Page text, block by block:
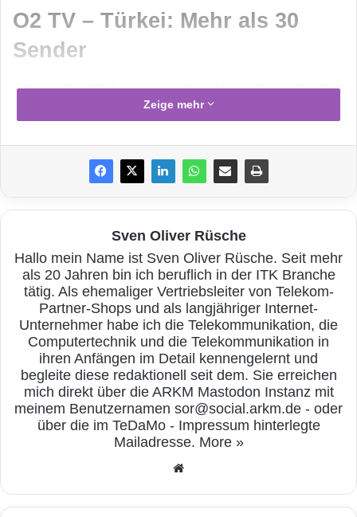
O2 TV – Türkei: Mehr als 30
Sender
FOX HD, ATV Avrupa HD, KRAL TV HD, TV8
HD, Euro D HD, Euro Star HD, Show Turk HD,
A Spor HD, CNN Türk HD: Das ist nur eine
kleine Auswahl aus dem vielfältigen
HD – enthält es auch über 70 deutsche
Sender in SD. O2 TV Türkei kann gleichzeitig
auf bis zu vier Geräten genutzt werden, zum
Beispiel auf dem Fernseher, Laptop, Tablet
undSmartphone. Damit eignet sich das
türkischsprachige IPTV-Angebot besonders für
Familien: Während imWohnzimmer der
Spielfilm über die Mattscheibe flimmert, kann
in der Küche die Kochshow, im Kinderzimmer
der Talentwettbewerb und auf Balkon oder
Zeige mehr
Sven Oliver Rüsche
Hallo mein Name ist Sven Oliver Rüsche. Seit mehr
als 20 Jahren bin ich beruflich in der ITK Branche
tätig. Als ehemaliger Vertriebsleiter von Telekom-
Partner-Shops und als langjähriger Internet-
Unternehmer habe ich die Telekommunikation, die
Computertechnik und die Telekommunikation in
ihren Anfängen im Detail kennengelernt und
begleite diese redaktionell seit dem. Sie erreichen
mich direkt über die ARKM Mastodon Instanz mit
meinem Benutzernamen sor@social.arkm.de - oder
über die im TeDaMo - Impressum hinterlegte
Mailadresse. More »
ite